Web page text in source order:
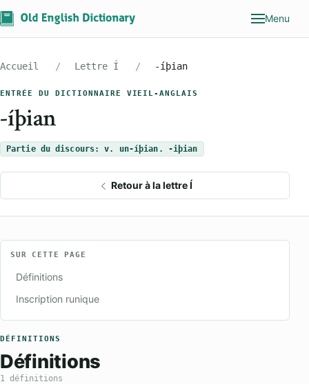
Menu
Accueil Lettre Í -íþian
ENTRÉE DU DICTIONNAIRE VIEIL-ANGLAIS
-íþian
Partie du discours: v. un-íþian. -iþian
Retour à la lettre Í
SUR CETTE PAGE
Définitions
Inscription runique
DÉFINITIONS
Définitions
1 définitions